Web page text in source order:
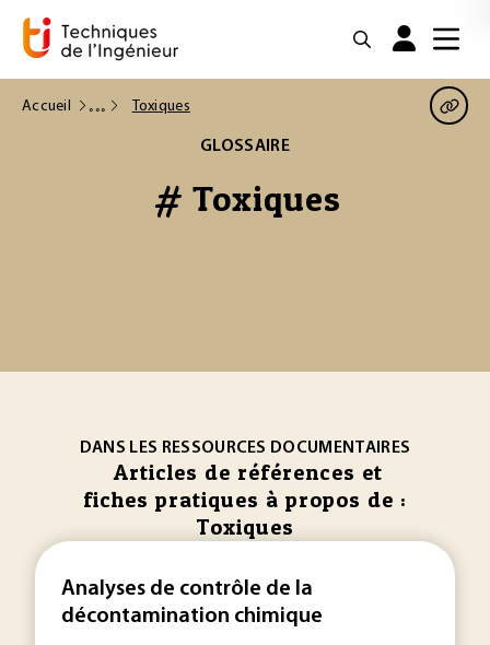
Accueil Toxiques
GLOSSAIRE
# Toxiques
DANS LES RESSOURCES DOCUMENTAIRES
Articles de références et
fiches pratiques à propos de :
Toxiques
Analyses de contrôle de la
décontamination chimique